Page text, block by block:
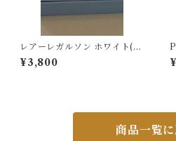
レアーレガルソン ホワイト(三
食皿)
¥3,800
商品一覧